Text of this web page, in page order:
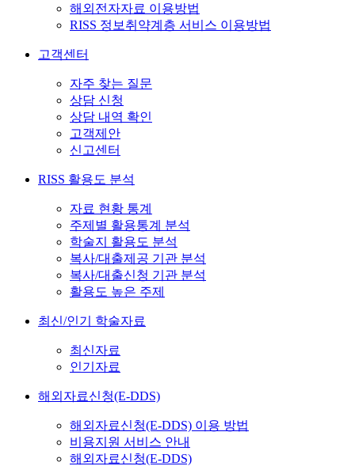
해외전자자료 이용방법
RISS 정보취약계층 서비스 이용방법
고객센터
자주 찾는 질문
상담 신청
상담 내역 확인
고객제안
신고센터
RISS 활용도 분석
자료 현황 통계
주제별 활용통계 분석
학술지 활용도 분석
복사/대출제공 기관 분석
복사/대출신청 기관 분석
활용도 높은 주제
최신/인기 학술자료
최신자료
인기자료
해외자료신청(E-DDS)
해외자료신청(E-DDS) 이용 방법
비용지원 서비스 안내
해외자료신청(E-DDS)